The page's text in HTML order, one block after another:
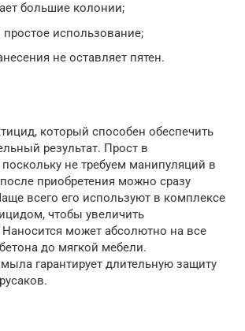
большие колонии;
простое использование;
не оставляет пятен.
который способен обеспечить
результат. Прост в
не требуем манипуляций в
приобретения можно сразу
всего его используют в комплексе
чтобы увеличить
может абсолютно на все
до мягкой мебели.
гарантирует длительную защиту